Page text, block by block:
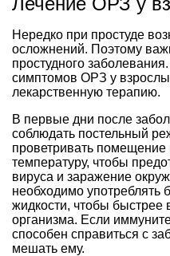
Нередко при простуде
осложнений. Поэтому
простудного
симптомов ОРЗ у
лекарственную терапию.
В первые дни после
соблюдать постельный
проветривать
температуру, чтобы
вируса и заражение
необходимо употреблять
жидкости, чтобы быстрее
организма. Если
способен справиться с
мешать ему.